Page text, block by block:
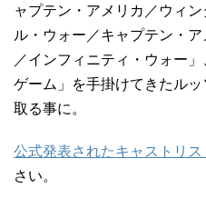
ャプテン・アメリカ／ウィ
ル・ウォー／キャプテン・
／インフィニティ・ウォー
ゲーム」を手掛けてきたル
取る事に。
公式発表されたキャストリス
さい。